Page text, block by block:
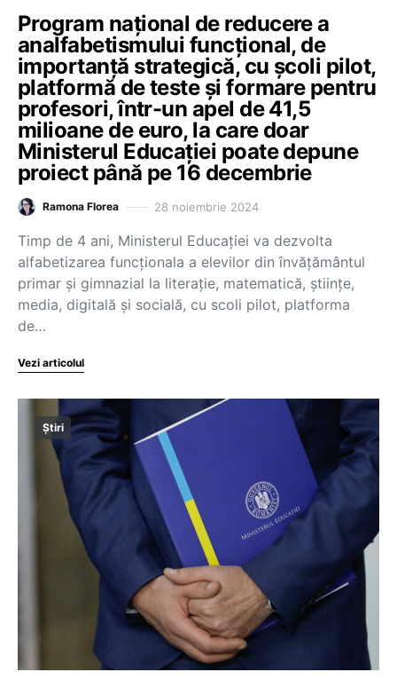
Program național de reducere a
analfabetismului funcțional, de
importanță strategică, cu școli pilot,
platformă de teste și formare pentru
profesori, într-un apel de 41,5
milioane de euro, la care doar
Ministerul Educației poate depune
proiect până pe 16 decembrie
Ramona Florea 28 noiembrie 2024
Timp de 4 ani, Ministerul Educației va dezvolta
alfabetizarea funcționala a elevilor din învățământul
primar și gimnazial la literație, matematică, științe,
media, digitală și socială, cu scoli pilot, platforma
de…
Vezi articolul
Știri